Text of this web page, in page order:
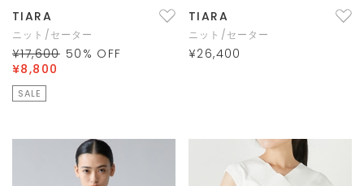
TIARA
ニット/セーター
¥17,600 50 % OFF
¥8,800
SALE
TIARA
ニット/セーター
¥26,400